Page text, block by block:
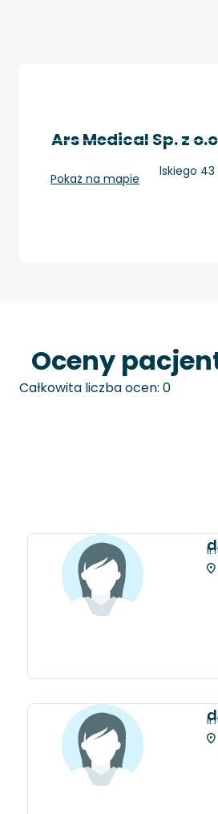
Ars Medical Sp. z
Piła, Al. Wojska Polskiego 43
Pokaż na mapie
Oceny
Całkowita liczba ocen: 0